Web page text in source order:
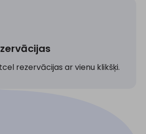
rezervācijas ar vienu klikšķi.